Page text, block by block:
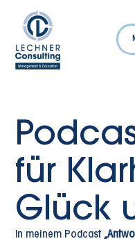
für
Glück
In meinem Podcast